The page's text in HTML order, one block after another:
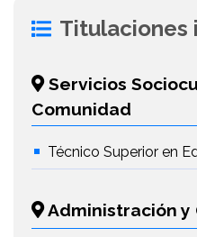
Titulaciones
Servicios
Comunidad
Técnico Superior en
Administración y